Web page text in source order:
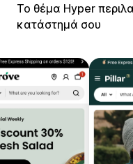
Το θέμα Hyper
κατάστημά σου